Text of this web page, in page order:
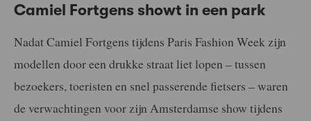
Camiel Fortgens showt in een park
Nadat Camiel Fortgens tijdens Paris Fashion Week zijn
modellen door een drukke straat liet lopen – tussen
bezoekers, toeristen en snel passerende fietsers – waren
de verwachtingen voor zijn Amsterdamse show tijdens